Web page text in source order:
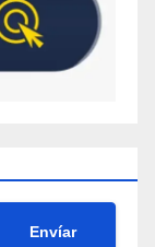
Envíar